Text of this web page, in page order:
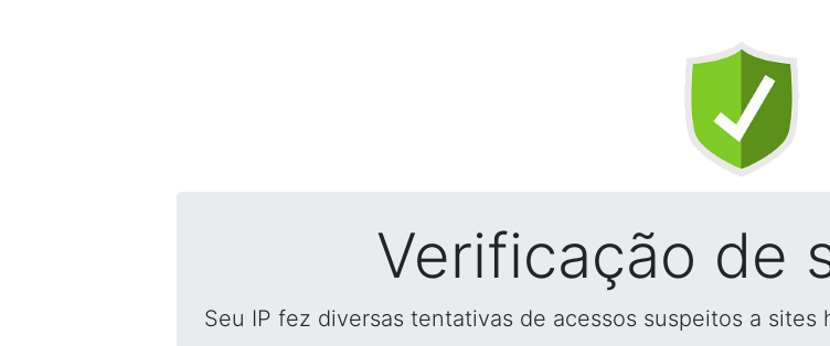
Verificação de
Seu IP fez diversas tentativas de acessos suspeitos a sites